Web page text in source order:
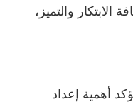
الابتكار والتميز،
أهمية إعداد